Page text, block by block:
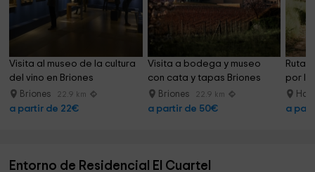
Visita al museo de la cultura
del vino en Briones
Briones 22.9 km
a partir de 22€
Visita a bodega y museo
con cata y tapas Briones
Briones 22.9 km
a partir de 50€
Ruta
por la
a
Entorno de Residencial El Cuartel